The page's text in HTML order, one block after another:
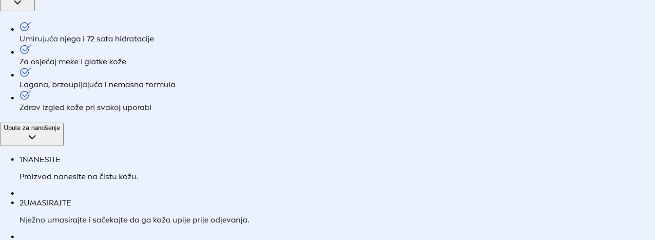
Umirujuća njega i 72 sata hidratacije
Za osjećaj meke i glatke kože
Lagana, brzoupijajuća i nemasna formula
Zdrav izgled kože pri svakoj uporabi
Upute za nanošenje
1NANESITE
Proizvod nanesite na čistu kožu.
2UMASIRAJTE
Nježno umasirajte i sačekajte da ga koža upije prije odjevanja.